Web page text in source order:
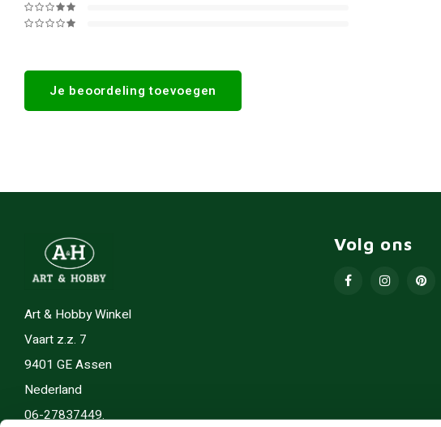
Je beoordeling toevoegen
Art & Hobby Winkel
Vaart z.z. 7
9401 GE Assen
Nederland
06-27837449.
Volg ons